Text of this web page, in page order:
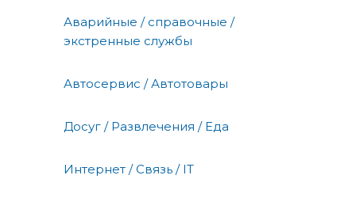
Аварийные / справочные /
экстренные службы
Автосервис / Автотовары
Досуг / Развлечения / Еда
Интернет / Связь / IT